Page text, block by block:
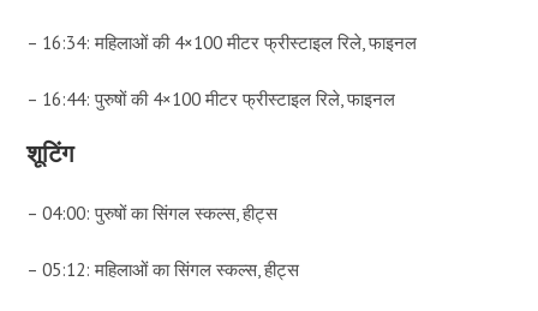
– 16:34: महिलाओं की 4×100 मीटर फ्रीस्टाइल रिले, फाइनल
– 16:44: पुरुषों की 4×100 मीटर फ्रीस्टाइल रिले, फाइनल
शूटिंग
– 04:00: पुरुषों का सिंगल स्कल्स, हीट्स
– 05:12: महिलाओं का सिंगल स्कल्स, हीट्स